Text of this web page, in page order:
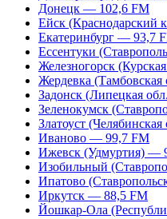
Донецк — 102,6 FM
Ейск (Краснодарский
Екатеринбург — 93,7
Ессентуки
Железногорск
Жердевка
Задонск (Липецкая
Зеленокумск
Златоуст
Иваново — 99,7 FM
Ижевск (Удмуртия) —
Изобильный
Ипатово
Иркутск — 88,5 FM
Йошкар-Ола